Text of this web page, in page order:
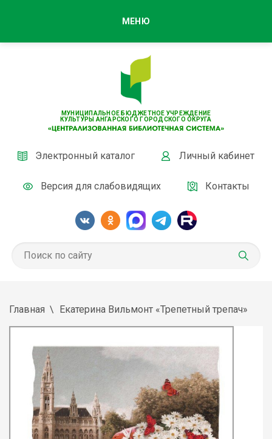
МУНИЦИПАЛЬНОЕ БЮДЖЕТНОЕ УЧРЕЖДЕНИЕ
КУЛЬТУРЫ АНГАРСКОГО ГОРОДСКОГО ОКРУГА
Электронный каталог Личный кабинет
Версия для слабовидящих Контакты
МЕНЮ
Главная Екатерина Вильмонт «Трепетный трепач»